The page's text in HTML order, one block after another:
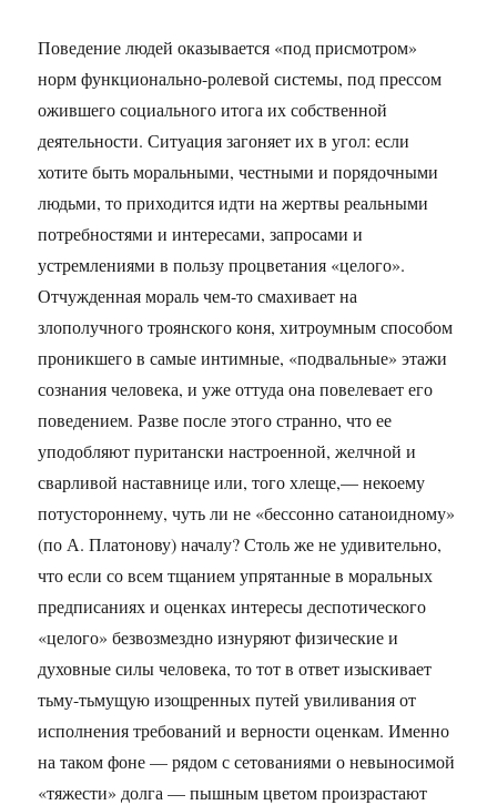
Поведение людей оказывается «под присмотром»
норм функционально-ролевой системы, под прессом
ожившего социального итога их собственной
деятельности. Ситуация загоняет их в угол: если
хотите быть моральными, честными и порядочными
людьми, то приходится идти на жертвы реальными
потребностями и интересами, запросами и
устремлениями в пользу процветания «целого».
Отчужденная мораль чем-то смахивает на
злополучного троянского коня, хитроумным способом
проникшего в самые интимные, «подвальные» этажи
сознания человека, и уже оттуда она повелевает его
поведением. Разве после этого странно, что ее
уподобляют пуритански настроенной, желчной и
сварливой наставнице или, того хлеще,— некоему
потустороннему, чуть ли не «бессонно сатаноидному»
(по А. Платонову) началу? Столь же не удивительно,
что если со всем тщанием упрятанные в моральных
предписаниях и оценках интересы деспотического
«целого» безвозмездно изнуряют физические и
духовные силы человека, то тот в ответ изыскивает
тьму-тьмущую изощренных путей увиливания от
исполнения требований и верности оценкам. Именно
на таком фоне — рядом с сетованиями о невыносимой
«тяжести» долга — пышным цветом произрастают